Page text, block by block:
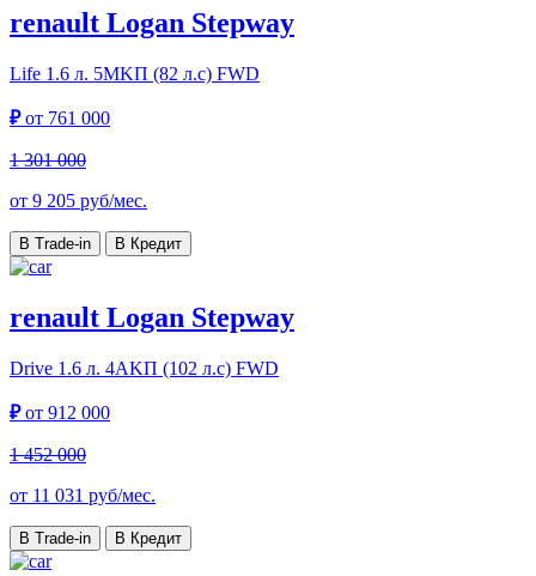
renault Logan Stepway
Life 1.6 л. 5MKП (82 л.с) FWD
₽от 761 000
1 301 000
от 9 205 руб/мес.
В Trade-in В Кредит
renault Logan Stepway
Drive 1.6 л. 4АKП (102 л.с) FWD
₽от 912 000
1 452 000
от 11 031 руб/мес.
В Trade-in В Кредит